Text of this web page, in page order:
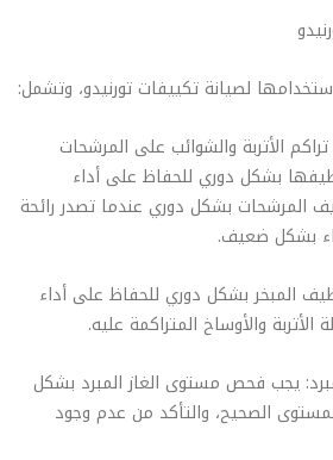
لصيانة تكييفات تورنيدو، وتشمل:
الأتربة والشوائب على المرشحات
بشكل دوري للحفاظ على أداء
المرشحات بشكل دوري عندما تصدر رائحة
بشكل ضعيف.
المبخر بشكل دوري للحفاظ على أداء
الأتربة والأوساخ المتراكمة عليه.
يجب فحص مستوى الغاز المبرد بشكل
الصحيح، والتأكد من عدم وجود